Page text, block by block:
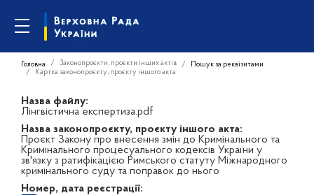
Головна Законопроєкти, проєкти інших актів
Пошук за реквізитами
Картка законопроєкту, проєкту іншого акта
Назва файлу:
Лінгвістична експертиза.pdf
Назва законопроєкту, проєкту іншого акта:
Проєкт Закону про внесення змін до Кримінального та
Кримінального процесуального кодексів України у
зв'язку з ратифікацією Римського статуту Міжнародного
кримінального суду та поправок до нього
Номер, дата реєстрації: